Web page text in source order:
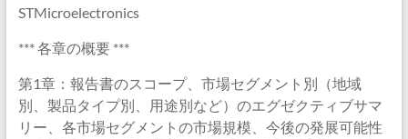
STMicroelectronics
*** 各章の概要 ***
第1章：報告書のスコープ、市場セグメント別（地域
別、製品タイプ別、用途別など）のエグゼクティブサマ
リー、各市場セグメントの市場規模、今後の発展可能性